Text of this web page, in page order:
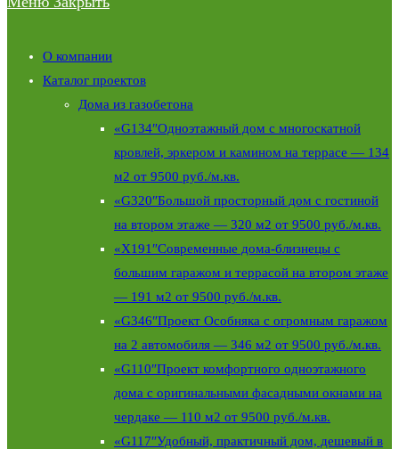
О компании
Каталог проектов
Дома из газобетона
«G134″Одноэтажный дом с многоскатной
кровлей, эркером и камином на террасе — 134
м2 от 9500 руб./м.кв.
«G320″Большой просторный дом с гостиной
на втором этаже — 320 м2 от 9500 руб./м.кв.
«X191″Современные дома-близнецы с
большим гаражом и террасой на втором этаже
— 191 м2 от 9500 руб./м.кв.
«G346″Проект Особняка с огромным гаражом
на 2 автомобиля — 346 м2 от 9500 руб./м.кв.
«G110″Проект комфортного одноэтажного
дома с оригинальными фасадными окнами на
чердаке — 110 м2 от 9500 руб./м.кв.
«G117″Удобный, практичный дом, дешевый в